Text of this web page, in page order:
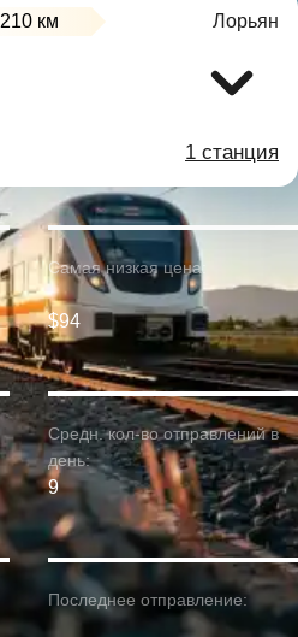
210 км Лорьян
1 станция
Самая низкая цена:
$94
Средн. кол-во отправлений в
день:
9
Последнее отправление: